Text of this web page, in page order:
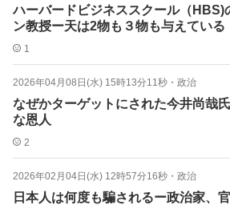
ハーバードビジネススクール（HBS)
ン教授ー天は2物も３物も与えている
1
2026年04月08日(水) 15時13分11秒 ・ 政治
なぜかターゲットにされた今井尚哉
な恩人
2
2026年02月04日(水) 12時57分16秒 ・ 政治
日本人は何度も騙されるー政治家、